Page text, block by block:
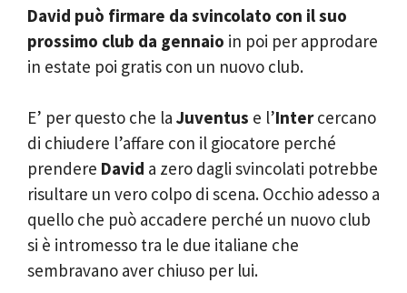
David può firmare da svincolato con il suo
prossimo club da gennaio in poi per approdare
in estate poi gratis con un nuovo club.
E’ per questo che la Juventus e l’Intercercano
di chiudere l’affare con il giocatore perché
prendere David a zero dagli svincolati potrebbe
risultare un vero colpo di scena. Occhio adesso a
quello che può accadere perché un nuovo club
si è intromesso tra le due italiane che
sembravano aver chiuso per lui.